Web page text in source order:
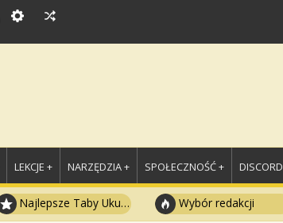
LEKCJE + NARZĘDZIA + SPOŁECZNOŚĆ + DISCORD
Najlepsze Taby Ukulele Wybór redakcji